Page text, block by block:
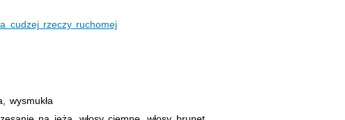
cudzej rzeczy ruchomej
wysmukła